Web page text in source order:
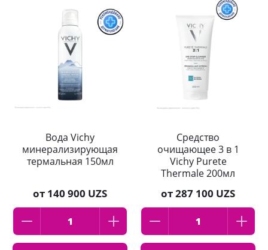
Вода Vichy
минерализирующая
термальная 150мл
от 140 900 UZS
Средство
очищающее 3 в 1
Vichy Purete
Thermale 200мл
от287 100 UZS